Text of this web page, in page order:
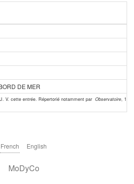
DE MER
V. cette entrée. Répertorié notamment par Observatoire,
French English
MoDyCo